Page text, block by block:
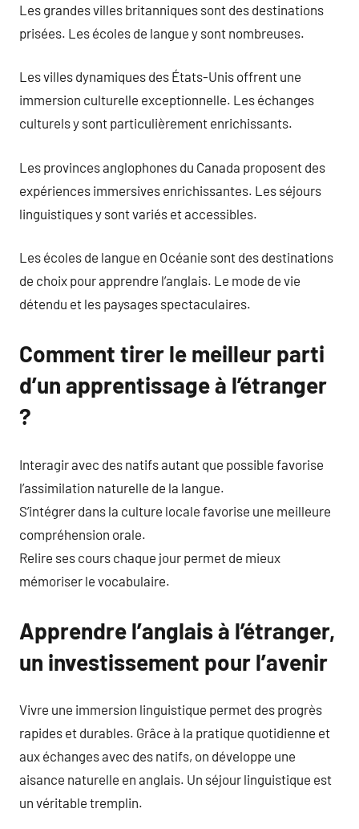
Les grandes villes britanniques sont des destinations
prisées. Les écoles de langue y sont nombreuses.
Les villes dynamiques des États-Unis offrent une
immersion culturelle exceptionnelle. Les échanges
culturels y sont particulièrement enrichissants.
Les provinces anglophones du Canada proposent des
expériences immersives enrichissantes. Les séjours
linguistiques y sont variés et accessibles.
Les écoles de langue en Océanie sont des destinations
de choix pour apprendre l’anglais. Le mode de vie
détendu et les paysages spectaculaires.
Comment tirer le meilleur parti
d’un apprentissage à l’étranger
?
Interagir avec des natifs autant que possible favorise
l’assimilation naturelle de la langue.
S’intégrer dans la culture locale favorise une meilleure
compréhension orale.
Relire ses cours chaque jour permet de mieux
mémoriser le vocabulaire.
Apprendre l’anglais à l’étranger,
un investissement pour l’avenir
Vivre une immersion linguistique permet des progrès
rapides et durables. Grâce à la pratique quotidienne et
aux échanges avec des natifs, on développe une
aisance naturelle en anglais. Un séjour linguistique est
un véritable tremplin.